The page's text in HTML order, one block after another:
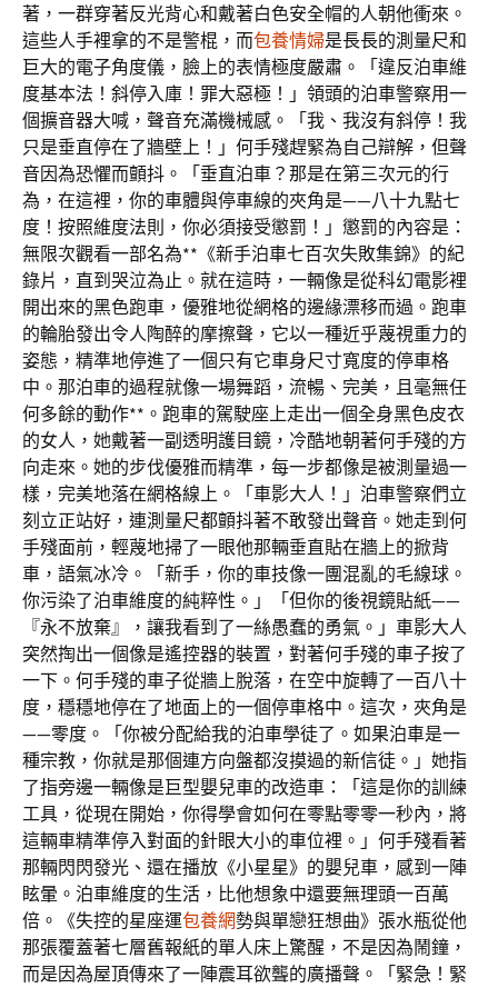
著，一群穿著反光背心和戴著白色安全帽的人朝他衝來。
這些人手裡拿的不是警棍，而包養情婦是長長的測量尺和
巨大的電子角度儀，臉上的表情極度嚴肅。「違反泊車維
度基本法！斜停入庫！罪大惡極！」領頭的泊車警察用一
個擴音器大喊，聲音充滿機械感。「我、我沒有斜停！我
只是垂直停在了牆壁上！」何手殘趕緊為自己辯解，但聲
音因為恐懼而顫抖。「垂直泊車？那是在第三次元的行
為，在這裡，你的車體與停車線的夾角是——八十九點七
度！按照維度法則，你必須接受懲罰！」懲罰的內容是：
無限次觀看一部名為**《新手泊車七百次失敗集錦》的紀
錄片，直到哭泣為止。就在這時，一輛像是從科幻電影裡
開出來的黑色跑車，優雅地從網格的邊緣漂移而過。跑車
的輪胎發出令人陶醉的摩擦聲，它以一種近乎蔑視重力的
姿態，精準地停進了一個只有它車身尺寸寬度的停車格
中。那泊車的過程就像一場舞蹈，流暢、完美，且毫無任
何多餘的動作**。跑車的駕駛座上走出一個全身黑色皮衣
的女人，她戴著一副透明護目鏡，冷酷地朝著何手殘的方
向走來。她的步伐優雅而精準，每一步都像是被測量過一
樣，完美地落在網格線上。「車影大人！」泊車警察們立
刻立正站好，連測量尺都顫抖著不敢發出聲音。她走到何
手殘面前，輕蔑地掃了一眼他那輛垂直貼在牆上的掀背
車，語氣冰冷。「新手，你的車技像一團混亂的毛線球。
你污染了泊車維度的純粹性。」「但你的後視鏡貼紙——
『永不放棄』，讓我看到了一絲愚蠢的勇氣。」車影大人
突然掏出一個像是遙控器的裝置，對著何手殘的車子按了
一下。何手殘的車子從牆上脫落，在空中旋轉了一百八十
度，穩穩地停在了地面上的一個停車格中。這次，夾角是
——零度。「你被分配給我的泊車學徒了。如果泊車是一
種宗教，你就是那個連方向盤都沒摸過的新信徒。」她指
了指旁邊一輛像是巨型嬰兒車的改造車：「這是你的訓練
工具，從現在開始，你得學會如何在零點零零一秒內，將
這輛車精準停入對面的針眼大小的車位裡。」何手殘看著
那輛閃閃發光、還在播放《小星星》的嬰兒車，感到一陣
眩暈。泊車維度的生活，比他想象中還要無理頭一百萬
倍。《失控的星座運包養網勢與單戀狂想曲》張水瓶從他
那張覆蓋著七層舊報紙的單人床上驚醒，不是因為鬧鐘，
而是因為屋頂傳來了一陣震耳欲聾的廣播聲。「緊急！緊